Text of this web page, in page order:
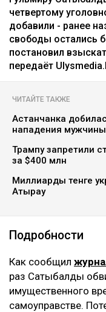
четвертому
добавили - ранее
свободы остались
постановил
передаёт
ЧИТАЙТЕ ТАКЖЕ
Астанчанка
нападения мужчины
Трампу запретили
за $400 млн
Миллиарды тенге
Атырау
Подробности
Как сообщил
раз Сатыбалды
имущественного
самоуправстве.